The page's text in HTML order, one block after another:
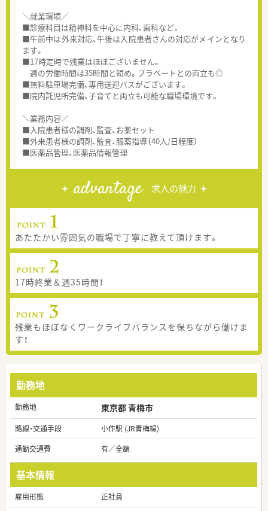
＼就業環境／
■診療科目は精神科を中心に内科、歯科など。
■午前中は外来対応、午後は入院患者さんの対応がメインとなり
ます。
■17時定時で残業はほぼございません。
週の労働時間は35時間と短め。プラベートとの両立も◎
■無料駐車場完備、専用送迎バスがございます。
■院内託児所完備、子育てと両立も可能な職場環境です。
＼業務内容／
■入院患者様の調剤、監査、お薬セット
■外来患者様の調剤、監査、服薬指導（40人/日程度）
■医薬品管理、医薬品情報管理
advantage 求人の魅力
あたたかい雰囲気の職場で丁寧に教えて頂けます。
17時終業＆週35時間！
残業もほぼなくワークライフバランスを保ちながら働けま
す！
勤務地
勤務地 東京都 青梅市
路線・交通手段
小作駅 (JR青梅線)
通勤交通費
有／全額
基本情報
雇用形態
正社員